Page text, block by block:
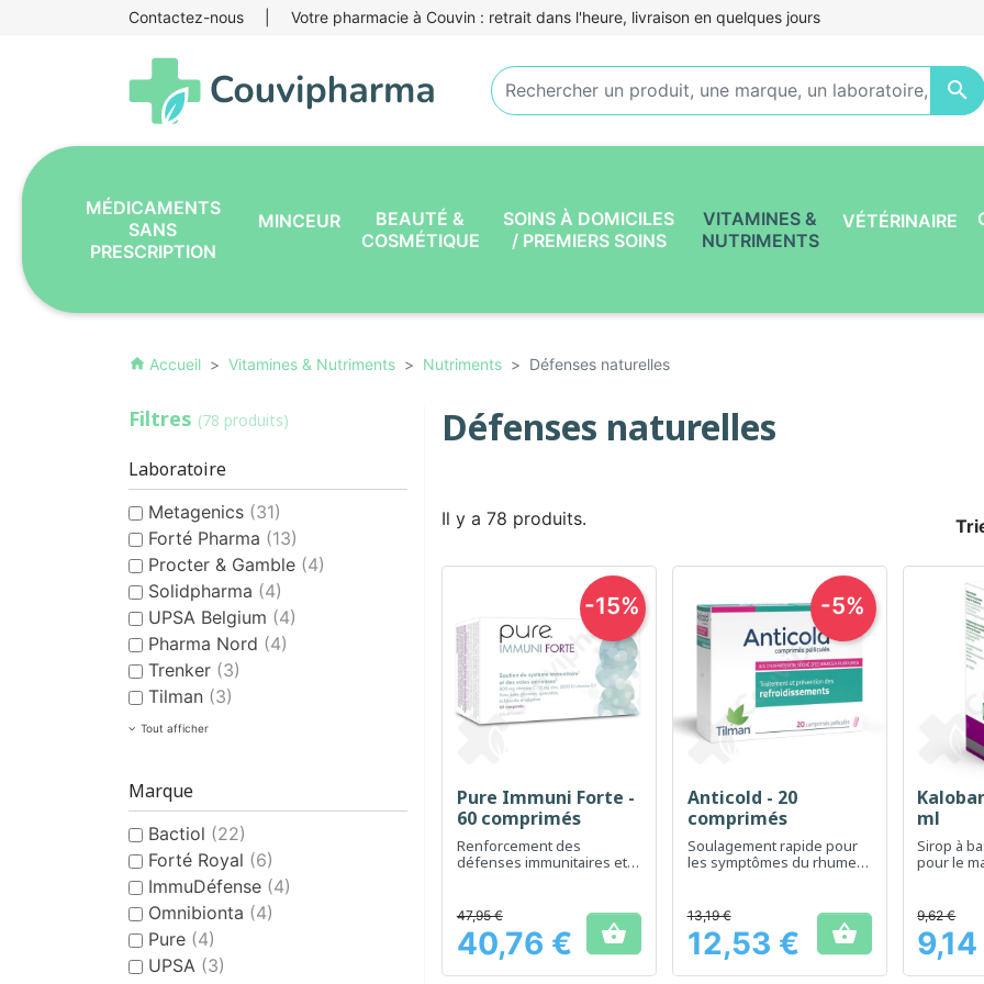
Contactez-nous Votre pharmacie à Couvin : retrait dans l'heure, livraison en quelques jours

MÉDICAMENTS
SANS
PRESCRIPTION
MINCEUR
BEAUTÉ &
COSMÉTIQUE
SOINS À DOMICILES
/ PREMIERS SOINS
VITAMINES &
NUTRIMENTS
VÉTÉRINAIRE
home Accueil Vitamines & Nutriments Nutriments Défenses naturelles
Filtres (78 produits)
Laboratoire
Metagenics (31)
Forté Pharma (13)
Procter & Gamble (4)
Solidpharma (4)
UPSA Belgium (4)
Pharma Nord (4)
Trenker (3)
Tilman (3)
Tout afficher
Marque
Bactiol (22)
Forté Royal (6)
ImmuDéfense (4)
Omnibionta (4)
Pure (4)
UPSA (3)
Défenses naturelles
Il y a 78 produits.
 Aperçu rapide
Pure Immuni Forte -
60 comprimés
Renforcement des
défenses immunitaires et
Prix
47,95 €
40,76 € 
-15%
Aperçu rapide
Anticold - 20
comprimés
Soulagement rapide pour
les symptômes du rhume
Prix
13,19 €
12,53 € 
-5%

ml
Sirop à
pour le
Prix
9,62 €